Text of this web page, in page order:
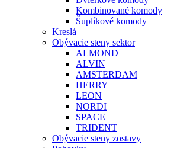
Kombinované komody
Šuplíkové komody
Kreslá
Obývacie steny sektor
ALMOND
ALVIN
AMSTERDAM
HERRY
LEON
NORDI
SPACE
TRIDENT
Obývacie steny zostavy